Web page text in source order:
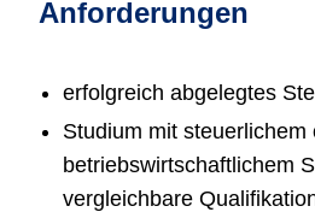
Anforderungen
erfolgreich abgelegtes
Studium mit steuerlichem
betriebswirtschaftlichem
vergleichbare